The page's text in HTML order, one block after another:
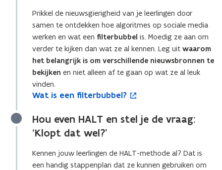
)
v
a
n
m
i
s
e
e
n
e
n
i
e
u
w
v
n
s
e
r
v
a
n
m
i
s
l
e
i
e
n
e
i
n
e
n
d
e
g
v
o
g
e
z
i
n
n
i
e
u
w
e
n
t
e
n
e
n
d
e
g
v
o
g
e
z
i
Prikkel de nieuwsgierigheid van je leerlingen door
samen te ontdekken hoe algoritmes op sociale media
werken en wat een filterbubbel is. Moedig ze aan om
verder te kijken dan wat ze al kennen. Leg uit waarom
het belangrijk is om verschillende nieuwsbronnen te
bekijken en niet alleen af te gaan op wat ze al leuk
vinden.
W
t
i
e
n
o
e
n
n
n
Wat is een filterbubbel?
W
t
i
s
e
n
Hou even HALT en stel je de vraag:
‘Klopt dat wel?’
Kennen jouw leerlingen de HALT-methode al? Dat is
een handig stappenplan dat ze kunnen gebruiken om